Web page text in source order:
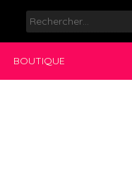
Rechercher :
BOUTIQUE